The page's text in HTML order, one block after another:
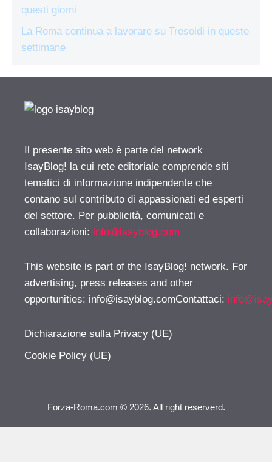
questi giorni
La Roma continua a lavorare su Tresoldi in queste
settimane
Il presente sito web è parte del network
IsayBlog! la cui rete editoriale comprende siti
tematici di informazione indipendente che
contano sul contributo di appassionati ed esperti
del settore. Per pubblicità, comunicati e
collaborazioni: info@isayblog.com
This website is part of the IsayBlog! network. For
advertising, press releases and other
opportunities: info@isayblog.comContattaci:
Dichiarazione sulla Privacy (UE)
Cookie Policy (UE)
Forza-Roma.com © 2026. All right reserverd.